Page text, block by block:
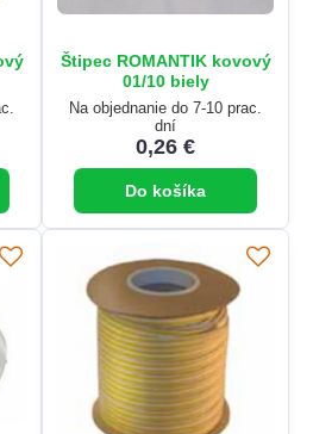
Štipec ROMANTIK kovový
01/10 biely
Na objednanie do 7-10 prac.
dní
0,26 €
Do košíka